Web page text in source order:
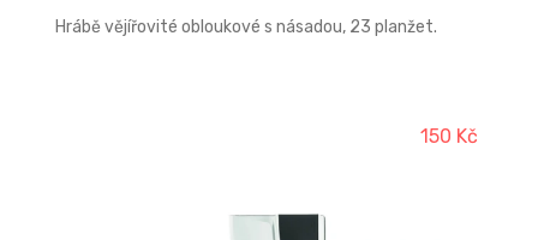
Hrábě vějířovité obloukové s násadou, 23 planžet.
150 Kč